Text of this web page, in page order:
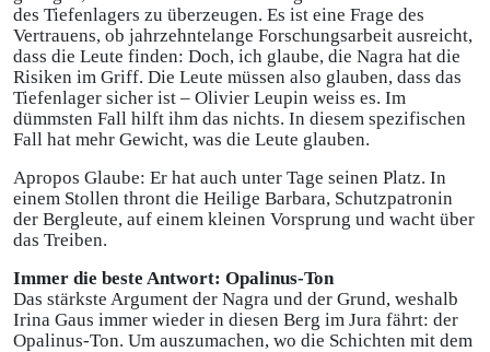
des Tiefenlagers zu überzeugen. Es ist eine Frage des
Vertrauens, ob jahrzehntelange Forschungsarbeit ausreicht,
dass die Leute finden: Doch, ich glaube, die Nagra hat die
Risiken im Griff. Die Leute müssen also glauben, dass das
Tiefenlager sicher ist – Olivier Leupin weiss es. Im
dümmsten Fall hilft ihm das nichts. In diesem spezifischen
Fall hat mehr Gewicht, was die Leute glauben.
Apropos Glaube: Er hat auch unter Tage seinen Platz. In
einem Stollen thront die Heilige Barbara, Schutzpatronin
der Bergleute, auf einem kleinen Vorsprung und wacht über
das Treiben.
Immer die beste Antwort: Opalinus-Ton
Das stärkste Argument der Nagra und der Grund, weshalb
Irina Gaus immer wieder in diesen Berg im Jura fährt: der
Opalinus-Ton. Um auszumachen, wo die Schichten mit dem